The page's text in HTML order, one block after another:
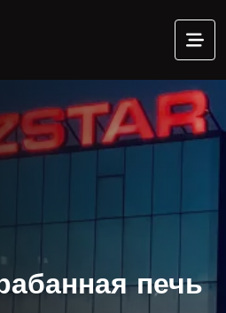
печь